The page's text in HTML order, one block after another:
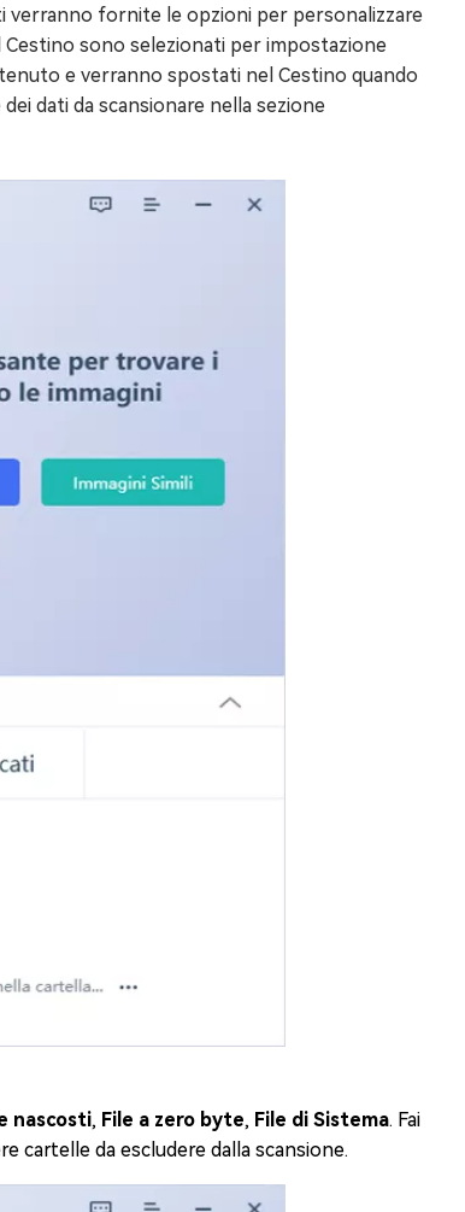
verranno fornite le opzioni per personalizzare
sono selezionati per impostazione
e verranno spostati nel Cestino quando
dati da scansionare nella sezione
nascosti, File a zero byte, File di Sistema. Fai
cartelle da escludere dalla scansione.